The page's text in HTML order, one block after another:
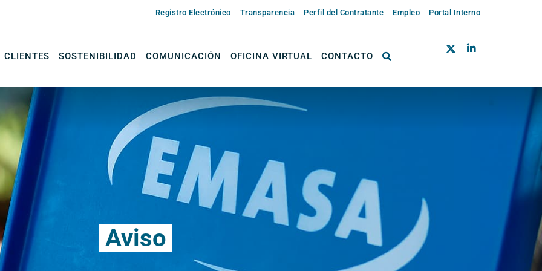
Registro Electrónico Transparencia Perfil del Contratante Empleo Portal Interno
CLIENTES SOSTENIBILIDAD COMUNICACIÓN OFICINA VIRTUAL CONTACTO
Aviso